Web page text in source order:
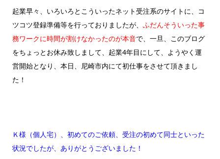
起業早々、いろいろとこういったネット受注系のサイトに、コ
ツコツ登録準備等を行っておりましたが、 ふだんそういった事
務ワークに時間が割けなかったのが本音で、一旦、このブログ
をちょっとお休み致しまして、起業4年目にして、ようやく運
営開始となり、本日、尼崎市内にて初仕事をさせて頂きまし
た！
Ｋ様（個人宅）、初めてのご依頼、受注の初めて同士といった
状況でしたが、ありがとうございました！